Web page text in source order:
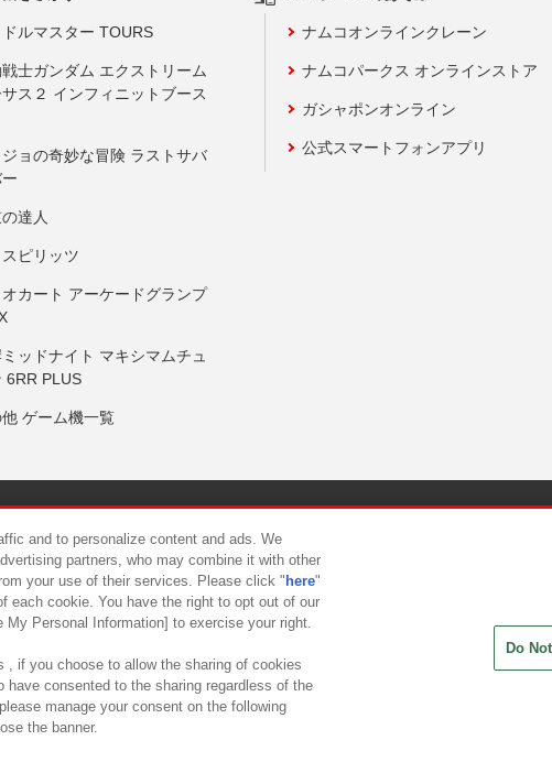
ルマスター TOURS
士ガンダム エクストリーム
ス２ インフィニットブース
ョの奇妙な冒険 ラストサバ
達人
ピリッツ
カート アーケードグランプ
ッドナイト マキシマムチュ
6RR PLUS
ゲーム機一覧
ナムコオンラインクレーン
ナムコパークス オンラインストア
ガシャポンオンライン
公式スマートフォンアプリ
について カスタマーハラスメント対応方針
and to personalize content and ads. We
partners, who may combine it with other
your use of their services. Please click " here"
each cookie. You have the right to opt out of our
Personal Information] to exercise your right.
, if you choose to allow the sharing of cookies
have consented to the sharing regardless of the
manage your consent on the following
the banner.
Do